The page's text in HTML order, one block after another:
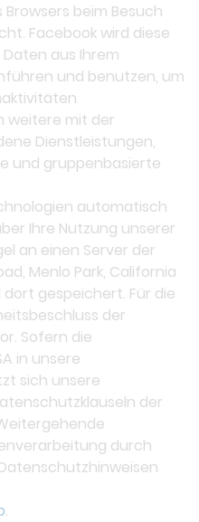
beim Besuch
Facebook wird diese
aus Ihrem
und benutzen, um
weitere mit der
Dienstleistungen,
und gruppenbasierte
automatisch
Ihre Nutzung unserer
an einen Server der
Menlo Park, California
gespeichert. Für die
der
Sofern die
in unsere
sich unsere
der
durch
.